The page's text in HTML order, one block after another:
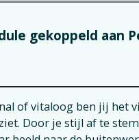
gekoppeld aan
of vitaloog ben jij het
Door je stijl af te